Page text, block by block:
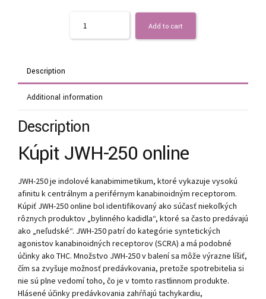
Add to cart
Description
Additional information
Description
Kúpiť JWH-250 online
JWH-250 je indolové kanabimimetikum, ktoré vykazuje vysokú
afinitu k centrálnym a periférnym kanabinoidným receptorom.
Kúpiť JWH-250 online bol identifikovaný ako súčasť niekoľkých
rôznych produktov „bylinného kadidla“, ktoré sa často predávajú
ako „neľudské“. JWH-250 patrí do kategórie syntetických
agonistov kanabinoidných receptorov (SCRA) a má podobné
účinky ako THC. Množstvo JWH-250 v balení sa môže výrazne líšiť,
čím sa zvyšuje možnosť predávkovania, pretože spotrebitelia si
nie sú plne vedomí toho, čo je v tomto rastlinnom produkte.
Hlásené účinky predávkovania zahŕňajú tachykardiu,